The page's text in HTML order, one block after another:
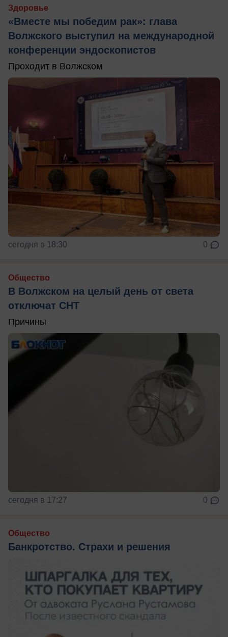
Здоровье
«Вместе мы победим рак»: глава
Волжского выступил на международной
конференции эндоскопистов
Проходит в Волжском
сегодня в 18:30 0
Общество
В Волжском на целый день от света
отключат СНТ
Причины
сегодня в 17:27 0
Общество
Банкротство. Страхи и решения